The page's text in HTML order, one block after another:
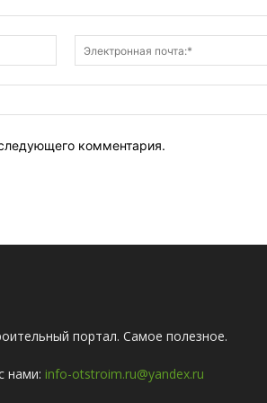
Имя:*
комментария.
портал. Самое полезное.
нами: info-otstroim.ru@yandex.ru